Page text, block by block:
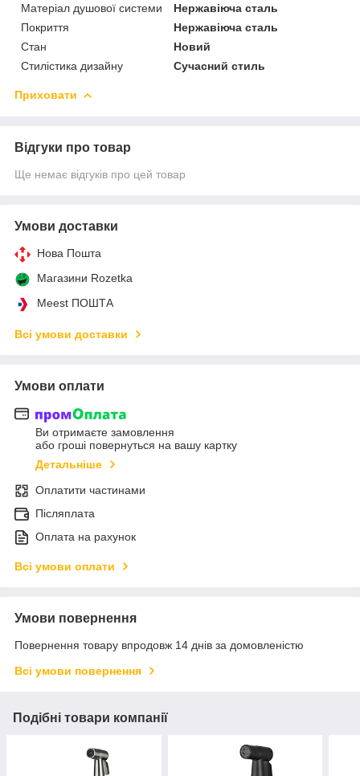
Матеріал душової системи
Нержавіюча сталь
Покриття
Нержавіюча сталь
Стан
Новий
Стилістика дизайну
Сучасний стиль
Приховати
Відгуки про товар
Ще немає відгуків про цей товар
Умови доставки
Нова Пошта
Магазини Rozetka
Meest ПОШТА
Всі умови доставки
Умови оплати
Ви отримаєте замовлення
або гроші повернуться на вашу картку
Детальніше
Оплатити частинами
Післяплата
Оплата на рахунок
Всі умови оплати
Умови повернення
Повернення товару впродовж 14 днів за домовленістю
Всі умови повернення
Подібні товари компанії